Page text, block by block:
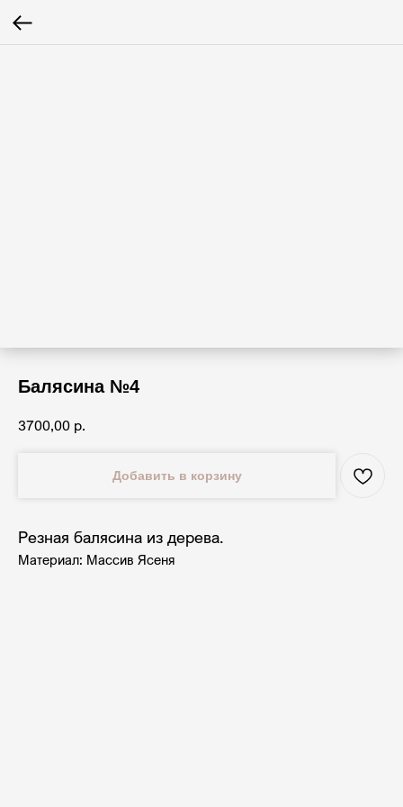
Балясина №4
3700,00 р.
Добавить в корзину
Резная балясина из дерева.
Материал: Массив Ясеня